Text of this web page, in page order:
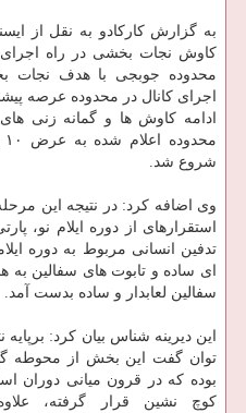
به گزارش كاركادو به نقل از
كاوش نجات بخشی در راه
محدوده جوبجی با هدف نجات
اجرای كانال در محدوده عرصه
شروع شد.
وی اضافه كرد: در نتیجه این
استقرارهای از دوره ایلام نو،
تدفین انسانی مربوط به دوره
ای ساده و تابوت های سفالین به
سفالین لعابدار و ساده بدست آمد.
این دیرینه شناس بیان كرد:
توان گفت این بخش از محوطه
بوده كه در قرون میانی دوران
كوچ نشین قرار گرفته،